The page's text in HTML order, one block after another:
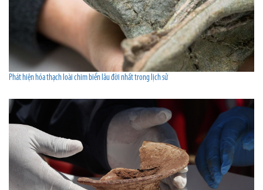
Phát hiện hóa thạch loài chim biển lâu đời nhất trong lịch sử